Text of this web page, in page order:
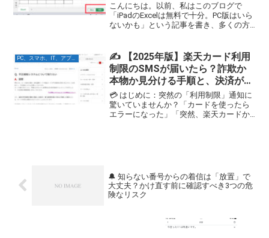
こんにちは。以前、私はこのブログで
「iPadのExcelは無料で十分。PC版はいら
ないかも」という記事を書き、多くの方
います。結論からお伝えすると、現在、
私の愛用するi...
PC、スマホ、IT、アプリ関連
✍️ 【2025年版】楽天カード利用
制限のSMSが届いたら？詐欺か
本物か見分ける手順と、決済が
「成立していない」の真実
💳 はじめに：突然の「利用制限」通知に
驚いていませんか？「カードを使ったら
エラーになった」「突然、楽天カードか
🔔 知らない番号からの着信は「放置」で
大丈夫？かけ直す前に確認すべき3つの危
険なリスク